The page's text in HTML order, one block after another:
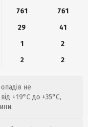
761
761
29
41
1
2
2 2
не
+19°C до +35°C,